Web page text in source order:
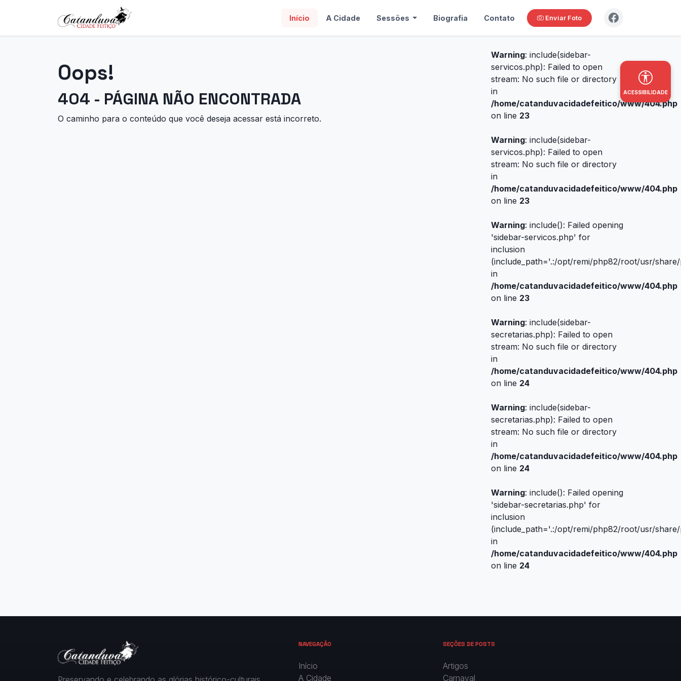
Início A Cidade Sessões Biografia Contato Enviar Foto
Oops!
404 - PÁGINA NÃO ENCONTRADA
O caminho para o conteúdo que você deseja acessar está incorreto.
Warning: include(sidebar-
servicos.php): Failed to open
stream: No such file or directory
in
/home/catanduvacidadefeitico/www/404.php
on line 23
Warning: include(sidebar-
servicos.php): Failed to open
stream: No such file or directory
in
/home/catanduvacidadefeitico/www/404.php
on line 23
Warning: include(): Failed opening
'sidebar-servicos.php' for
inclusion
(include_path='.:/opt/remi/php82/root/usr/
in
/home/catanduvacidadefeitico/www/404.php
on line 23
Warning: include(sidebar-
secretarias.php): Failed to open
stream: No such file or directory
in
/home/catanduvacidadefeitico/www/404.php
on line 24
Warning: include(sidebar-
secretarias.php): Failed to open
stream: No such file or directory
in
/home/catanduvacidadefeitico/www/404.php
on line 24
Warning: include(): Failed opening
'sidebar-secretarias.php' for
inclusion
(include_path='.:/opt/remi/php82/root/usr/
in
/home/catanduvacidadefeitico/www/404.php
on line 24
NAVEGAÇÃO
Início
A Cidade
SEÇÕES DE POSTS
Artigos
Carnaval
ACESSIBILIDADE